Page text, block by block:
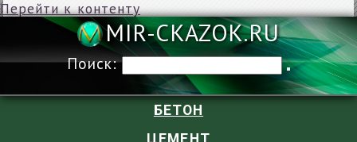
Перейти к контенту
MIR-
Поиск:
БЕТОН
ЦЕМЕНТ